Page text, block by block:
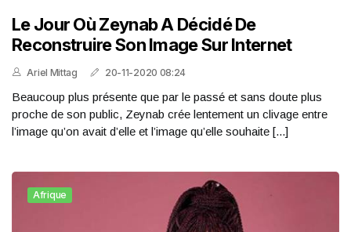
Le Jour Où Zeynab A Décidé De
Reconstruire Son Image Sur Internet
Ariel Mittag 20-11-2020 08:24
Beaucoup plus présente que par le passé et sans doute plus
proche de son public, Zeynab crée lentement un clivage entre
l’image qu’on avait d’elle et l’image qu’elle souhaite [...]
Afrique